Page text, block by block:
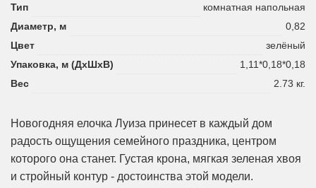
Тип
комнатная напольная
Диаметр, м
0,82
Цвет
зелёный
Упаковка, м (ДхШхВ)
1,11*0,18*0,18
Вес
2.73 кг.
Новогодняя елочка Луиза принесет в каждый дом
радость ощущения семейного праздника, центром
которого она станет. Густая крона, мягкая зеленая хвоя
и стройный контур - достоинства этой модели.